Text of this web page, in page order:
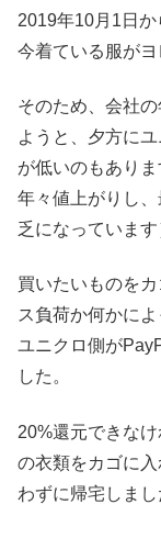
2019年10月1日か
今着ている服がヨ
そのため、会社
ようと、夕方に
が低いのもあり
年々値上がりし
乏になっています
買いたいものを
ス負荷か何かに
ユニクロ側が
した。
20%還元できな
の衣類をカゴに
わずに帰宅しまし